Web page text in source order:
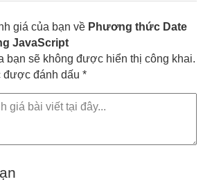
giá của bạn về Phương thức Date
JavaScript
bạn sẽ không được hiển thị công khai.
được đánh dấu *